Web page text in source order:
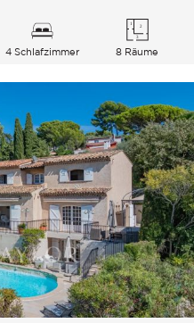
4 Schlafzimmer 8 Räume